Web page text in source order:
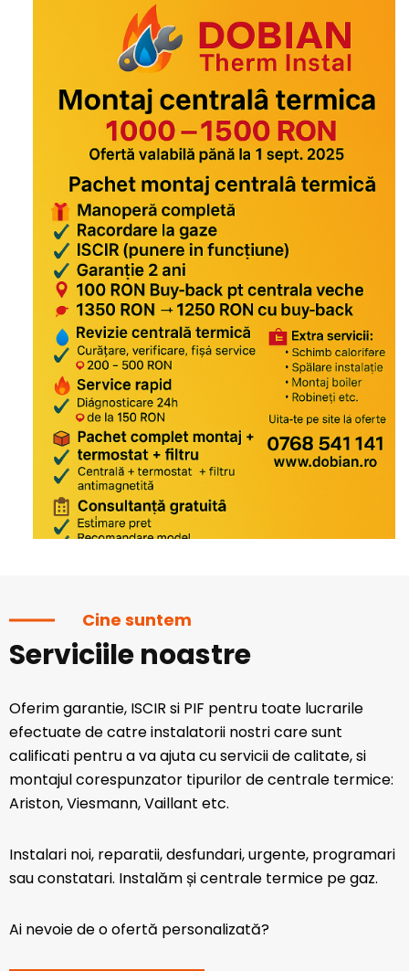
Cine suntem
Serviciile noastre
Oferim garantie, ISCIR si PIF pentru toate lucrarile
efectuate de catre instalatorii nostri care sunt
calificati pentru a va ajuta cu servicii de calitate, si
montajul corespunzator tipurilor de centrale termice:
Ariston, Viesmann, Vaillant etc.
Instalari noi, reparatii, desfundari, urgente, programari
sau constatari. Instalăm și centrale termice pe gaz.
Ai nevoie de o ofertă personalizată?